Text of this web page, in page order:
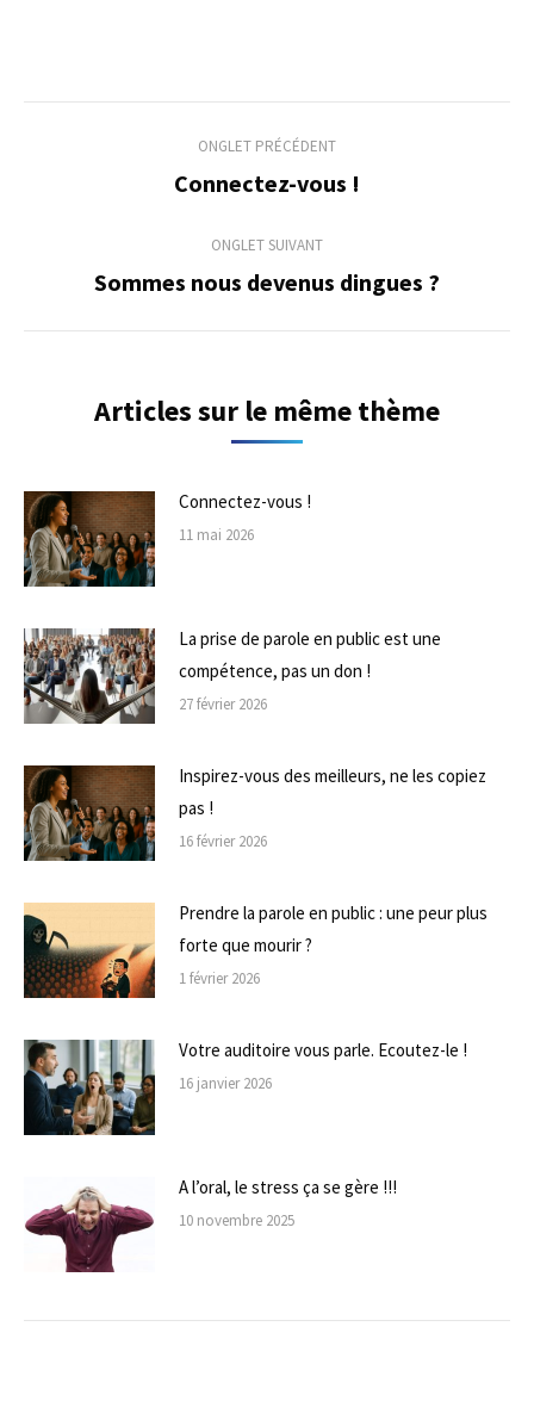
commentaire
ONGLET PRÉCÉDENT
Onglet
Connectez-vous !
ONGLET SUIVANT
Onglet
Sommes nous devenus dingues ?
Articles sur le même thème
Connectez-vous !
11 mai 2026
La prise de parole en public est une
compétence, pas un don !
27 février 2026
Inspirez-vous des meilleurs, ne les copiez
pas !
16 février 2026
Prendre la parole en public : une peur plus
forte que mourir ?
1 février 2026
Votre auditoire vous parle. Ecoutez-le !
16 janvier 2026
A l’oral, le stress ça se gère !!!
10 novembre 2025